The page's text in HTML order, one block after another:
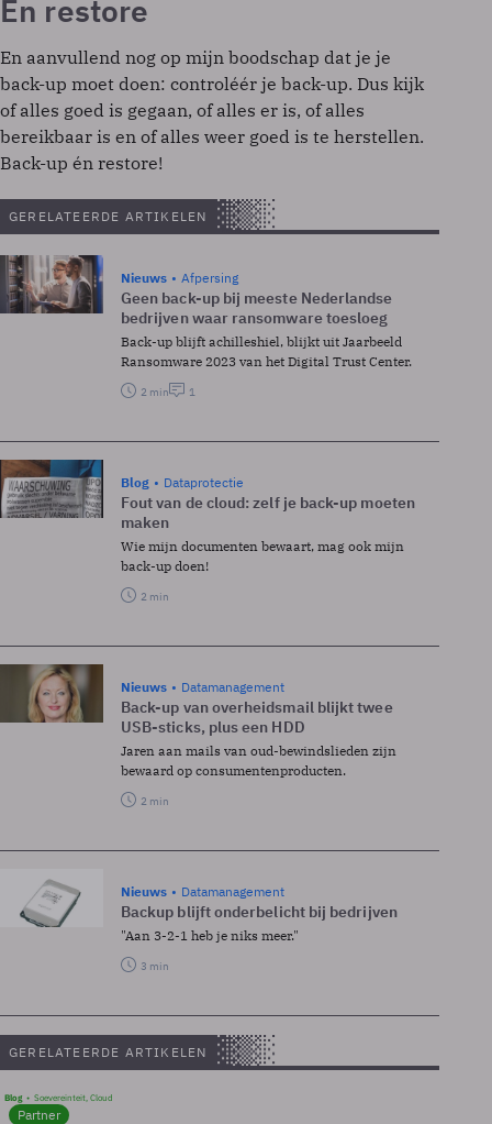
Én restore
En aanvullend nog op mijn boodschap dat je je
back-up moet doen: controléér je back-up. Dus kijk
of alles goed is gegaan, of alles er is, of alles
bereikbaar is en of alles weer goed is te herstellen.
Back-up én restore!
GERELATEERDE ARTIKELEN
Nieuws Afpersing
Geen back-up bij meeste Nederlandse
bedrijven waar ransomware toesloeg
Back-up blijft achilleshiel, blijkt uit Jaarbeeld
Ransomware 2023 van het Digital Trust Center.
2 min 1
Blog Dataprotectie
Fout van de cloud: zelf je back-up moeten
maken
Wie mijn documenten bewaart, mag ook mijn
back-up doen!
2 min
Nieuws Datamanagement
Back-up van overheidsmail blijkt twee
USB-sticks, plus een HDD
Jaren aan mails van oud-bewindslieden zijn
bewaard op consumentenproducten.
2 min
Nieuws Datamanagement
Backup blijft onderbelicht bij bedrijven
"Aan 3-2-1 heb je niks meer."
3 min
GERELATEERDE ARTIKELEN
Blog Soevereinteit, Cloud
Partner